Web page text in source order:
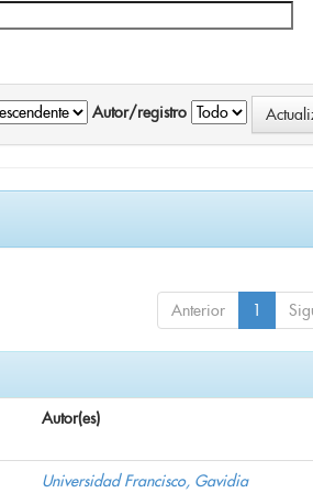
Autor/registro
Anterior 1
Autor(es)
Universidad Francisco, Gavidia